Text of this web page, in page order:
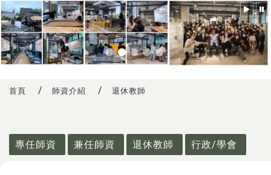
首頁 師資介紹 退休教師
專任師資
兼任師資 退休教師 行政/學會